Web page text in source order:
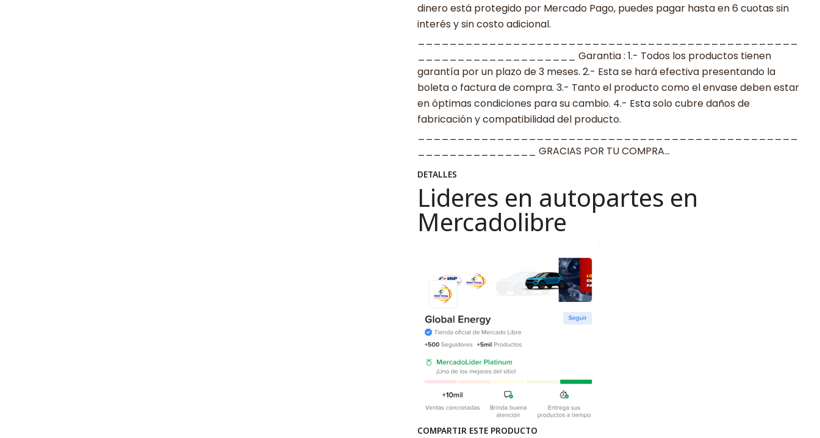
dinero está protegido por Mercado Pago, puedes pagar hasta en 6 cuotas sin
interés y sin costo adicional.
____________________ Garantia : 1.- Todos los productos tienen
garantía por un plazo de 3 meses. 2.- Esta se hará efectiva presentando la
boleta o factura de compra. 3.- Tanto el producto como el envase deben estar
en óptimas condiciones para su cambio. 4.- Esta solo cubre daños de
fabricación y compatibilidad del producto.
_______________ GRACIAS POR TU COMPRA…
DETALLES
Lideres en autopartes en
Mercadolibre
COMPARTIR ESTE PRODUCTO